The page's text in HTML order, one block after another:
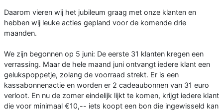
Daarom vieren wij het jubileum graag met onze klanten en
hebben wij leuke acties gepland voor de komende drie
maanden.
We zijn begonnen op 5 juni: De eerste 31 klanten kregen een
verrassing. Maar de hele maand juni ontvangt iedere klant een
gelukspoppetje, zolang de voorraad strekt. Er is een
kassabonnenactie en worden er 2 cadeaubonnen van 31 euro
verloot. En nu de zomer eindelijk lijkt te komen, krijgt iedere klant
die voor minimaal €10,-- iets koopt een bon die ingewisseld kan